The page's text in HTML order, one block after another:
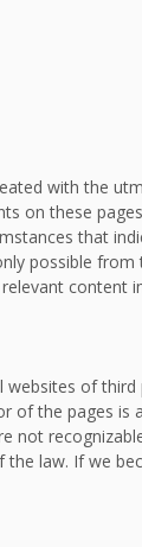
with the
on these
that
possible
content
of
of the pages is
not
law. If we